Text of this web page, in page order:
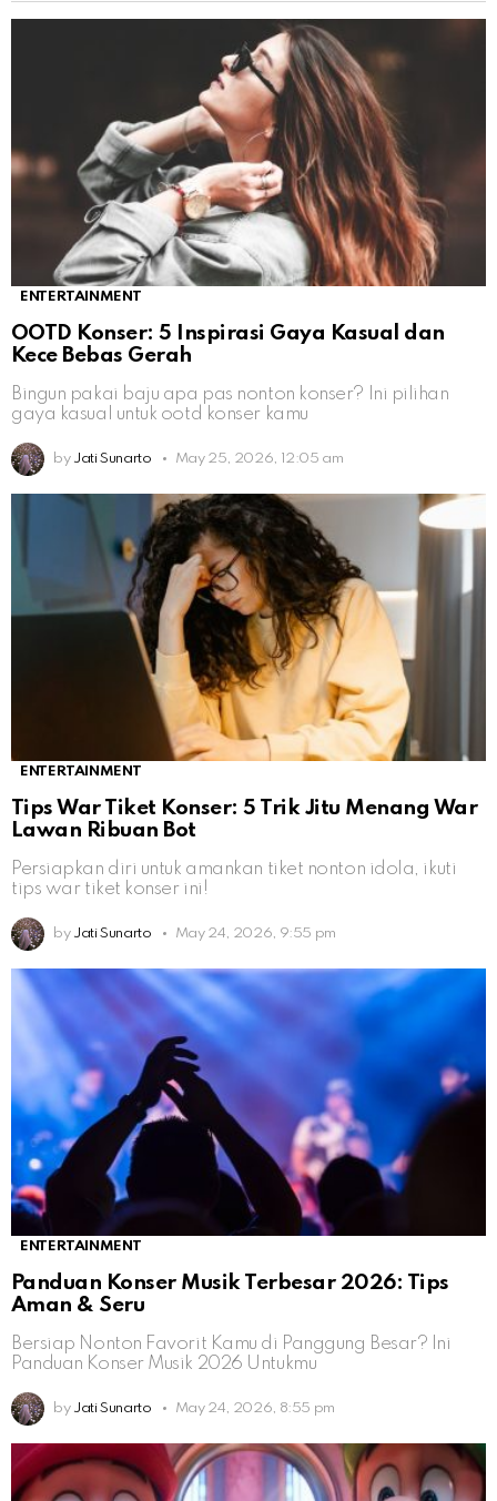
ENTERTAINMENT
OOTD Konser: 5 Inspirasi Gaya Kasual dan
Kece Bebas Gerah
Bingun pakai baju apa pas nonton konser? Ini pilihan
gaya kasual untuk ootd konser kamu
by Jati Sunarto May 25, 2026, 12:05 am
ENTERTAINMENT
Tips War Tiket Konser: 5 Trik Jitu Menang War
Lawan Ribuan Bot
Persiapkan diri untuk amankan tiket nonton idola, ikuti
tips war tiket konser ini!
by Jati Sunarto May 24, 2026, 9:55 pm
ENTERTAINMENT
Panduan Konser Musik Terbesar 2026: Tips
Aman & Seru
Bersiap Nonton Favorit Kamu di Panggung Besar? Ini
Panduan Konser Musik 2026 Untukmu
by Jati Sunarto May 24, 2026, 8:55 pm